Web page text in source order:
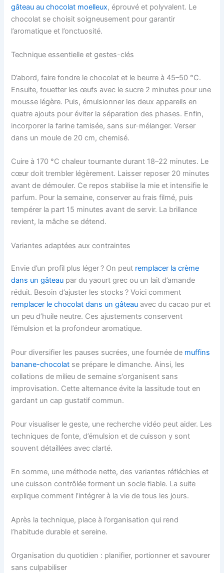
gâteau au chocolat moelleux, éprouvé et polyvalent. Le
chocolat se choisit soigneusement pour garantir
l’aromatique et l’onctuosité.
Technique essentielle et gestes-clés
D’abord, faire fondre le chocolat et le beurre à 45–50 °C.
Ensuite, fouetter les œufs avec le sucre 2 minutes pour une
mousse légère. Puis, émulsionner les deux appareils en
quatre ajouts pour éviter la séparation des phases. Enfin,
incorporer la farine tamisée, sans sur-mélanger. Verser
dans un moule de 20 cm, chemisé.
Cuire à 170 °C chaleur tournante durant 18–22 minutes. Le
cœur doit trembler légèrement. Laisser reposer 20 minutes
avant de démouler. Ce repos stabilise la mie et intensifie le
parfum. Pour la semaine, conserver au frais filmé, puis
tempérer la part 15 minutes avant de servir. La brillance
revient, la mâche se détend.
Variantes adaptées aux contraintes
Envie d’un profil plus léger ? On peut remplacer la crème
dans un gâteau par du yaourt grec ou un lait d’amande
réduit. Besoin d’ajuster les stocks ? Voici comment
remplacer le chocolat dans un gâteau avec du cacao pur et
un peu d’huile neutre. Ces ajustements conservent
l’émulsion et la profondeur aromatique.
Pour diversifier les pauses sucrées, une fournée de muffins
banane-chocolat se prépare le dimanche. Ainsi, les
collations de milieu de semaine s’organisent sans
improvisation. Cette alternance évite la lassitude tout en
gardant un cap gustatif commun.
Pour visualiser le geste, une recherche vidéo peut aider. Les
techniques de fonte, d’émulsion et de cuisson y sont
souvent détaillées avec clarté.
En somme, une méthode nette, des variantes réfléchies et
une cuisson contrôlée forment un socle fiable. La suite
explique comment l’intégrer à la vie de tous les jours.
Après la technique, place à l’organisation qui rend
l’habitude durable et sereine.
Organisation du quotidien : planifier, portionner et savourer
sans culpabiliser